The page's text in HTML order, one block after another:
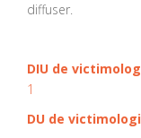
diffuser.
DIU de
1
DU de